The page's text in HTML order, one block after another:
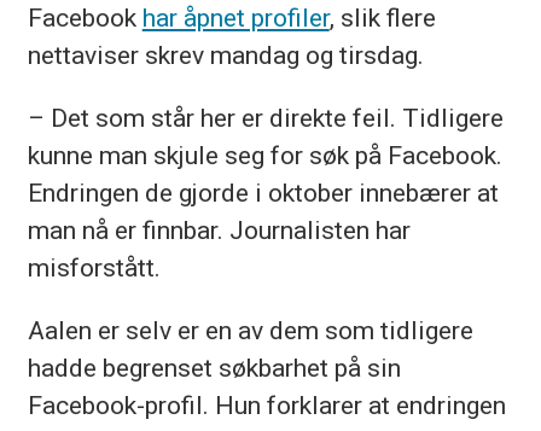
Facebook har åpnet profiler, slik flere
nettaviser skrev mandag og tirsdag.
– Det som står her er direkte feil. Tidligere
kunne man skjule seg for søk på Facebook.
Endringen de gjorde i oktober innebærer at
man nå er finnbar. Journalisten har
misforstått.
Aalen er selv er en av dem som tidligere
hadde begrenset søkbarhet på sin
Facebook-profil. Hun forklarer at endringen